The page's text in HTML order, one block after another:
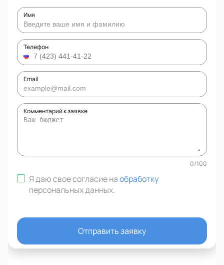
Имя
Телефон
Email
Комментарий к заявке
0/100
Я даю свое согласие наобработку
персональных данных.
Отправить заявку